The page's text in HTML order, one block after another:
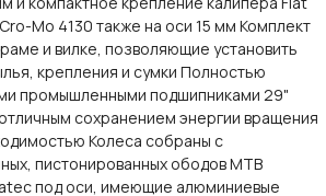
Mo 4130 также на оси 15 мм Комплект
и вилке, позволяющие установить
крепления и сумки Полностью
промышленными подшипниками 29"
сохранением энергии вращения
Колеса собраны с
пистонированных ободов MTB
под оси, имеющие алюминиевые